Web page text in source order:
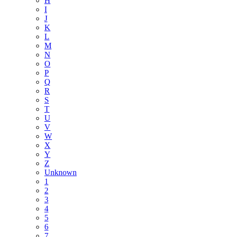
I
J
K
L
M
N
O
P
Q
R
S
T
U
V
W
X
Y
Z
Unknown
1
2
3
4
5
6